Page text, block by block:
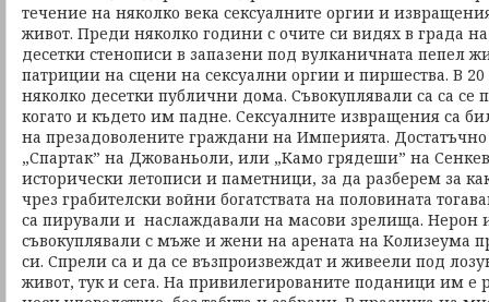
течение на няколко века сексуалните оргии и
живот. Преди няколко години с очите си видях в града
десетки стенописи в запазени под вулканичната пепел
патриции на сцени на сексуални оргии и пиршества. В
няколко десетки публични дома. Съвокуплявали са са се
когато и където им падне. Сексуалните извращения са
на презадоволените граждани на Империята.
„Спартак” на Джованьоли, или „Камо грядеши” на
исторически летописи и паметници, за да разберем за
чрез грабителски войни богатствата на половината
са пирували и наслаждавали на масови зрелища. Нерон
съвокуплявали с мъже и жени на арената на Колизеума
си. Спрели са и да се възпроизвеждат и живеели под
живот, тук и сега. На привилегированите поданици им е